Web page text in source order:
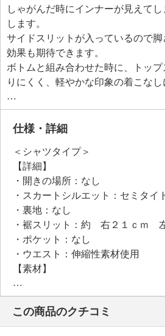
しゃがんだ時にインナーが見えて
します。
サイドスリットが入っているので
効果も期待できます。
ボトムと組み合わせた時に、トッ
りにくく、軽やかな印象の着こなし
※お洗濯の際は洗濯ネットをご使用
＜ウエスト部分＞
吸水速乾生地を使用しているので、
さをアレンジできます。
夏は汗取りに、冬は腹巻のように使
通して活躍。
伸縮性もバツグンです。
なめらかな生地で肌触りも良く、口
いので、口ゴムのあたりが気になる
仕様・詳細
＜シャツタイプ＞
【詳細】
・開きの場所：なし
・スカートシルエット：セミタイ
・裏地：なし
・裾スリット：約 右２１ｃｍ
・ポケット：なし
・ウエスト：伸縮性素材使用
【素材】
・ウエスト部：ナイロン８５％、
・ヒップ部：（ホワイト）ポリエ
５％
（シャツグレー）綿５５
この商品のクチコミ